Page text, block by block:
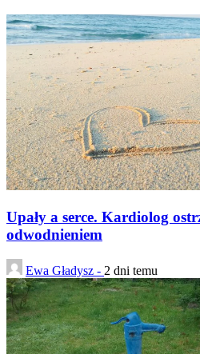
Upały a serce. Kardiolog
odwodnieniem
Ewa Gładysz - 2 dni temu